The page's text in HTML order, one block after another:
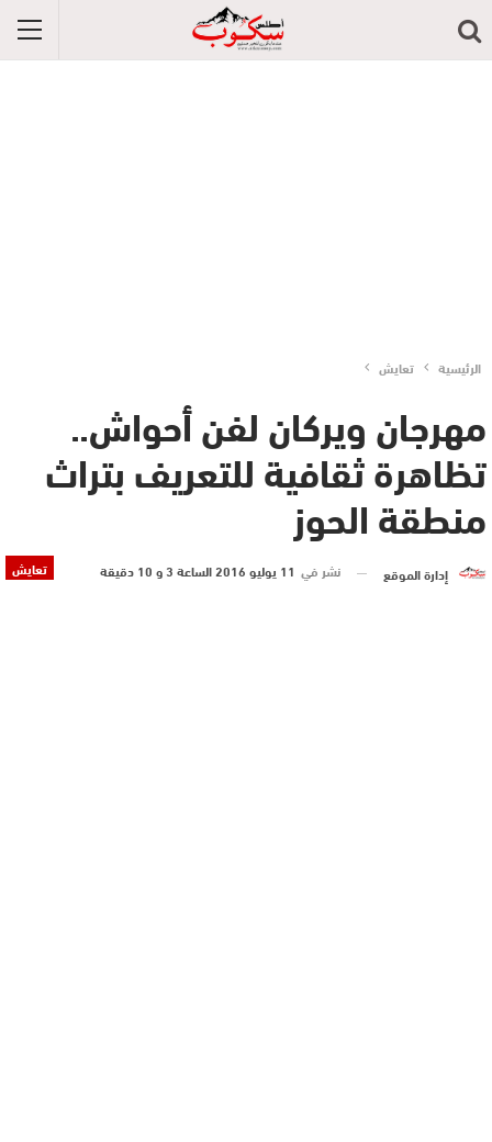
الرئيسية تعايش
مهرجان ويركان لفن أحواش..
تظاهرة ثقافية للتعريف بتراث
منطقة الحوز
تعايش إدارة الموقع نشر في 11 يوليو 2016 الساعة 3 و 10 دقيقة